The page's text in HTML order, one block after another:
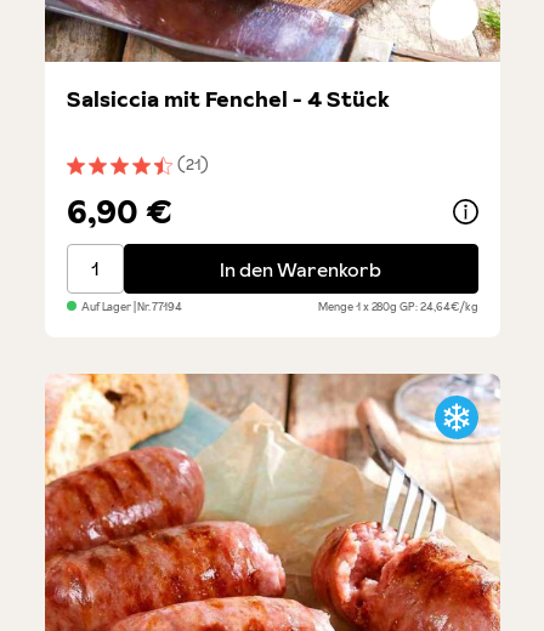
Durchschnittliche Bewertung von 4.4 von 5 Sternen
(21)
Salsiccia mit Fenchel - 4 Stück
6,90 €
Salsiccia mit Fenchel - 4 Stück
In den Warenkorb
Auf Lager| Nr.77194 Menge1 x 280gGP: 24,64€/kg